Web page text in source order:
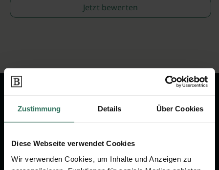
Zustimmung Details Über Cookies
Diese Webseite verwendet Cookies
Wir verwenden Cookies, um Inhalte und Anzeigen zu
Jetzt bewerten
Wir sind Ihr Ansprechpartner rund
Vorsorge.